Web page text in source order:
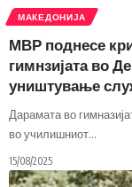
МАКЕДОНИЈА
МВР поднесе
гимнзијата во
уништување
Дарамата во
во училишниот…
15/08/2025